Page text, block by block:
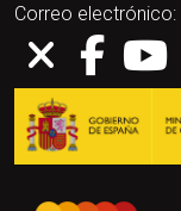
Correo electrónico: